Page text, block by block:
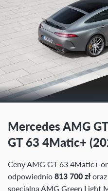
Mercedes AMG
GT 63 4Matic+
Ceny AMG GT 63 4Matic+
odpowiednio813 700 złoraz
specjalną AMG Green Light